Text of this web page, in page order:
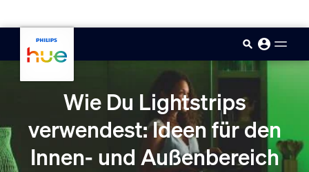
Wie Du Lightstrips
verwendest: Ideen für den
Innen- und Außenbereich